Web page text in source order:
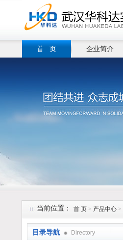
首 页 企业简介
当前位置： 首 页 > 产品中心 >
目录导航 Directory